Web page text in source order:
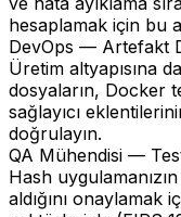
hesaplamak için bu
DevOps — Artefakt
Üretim altyapısına
dosyaların, Docker
sağlayıcı
doğrulayın.
QA Mühendisi —
Hash
aldığını onaylamak